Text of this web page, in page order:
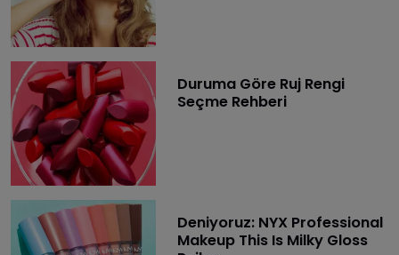
Duruma Göre Ruj Rengi
Seçme Rehberi
Deniyoruz: NYX Professional
Makeup This Is Milky Gloss